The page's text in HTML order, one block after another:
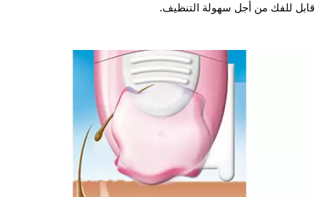
قابل للفك من أجل سهولة التنظيف.